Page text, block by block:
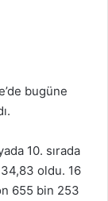
bugüne
10. sırada
34,83 oldu. 16
655 bin 253